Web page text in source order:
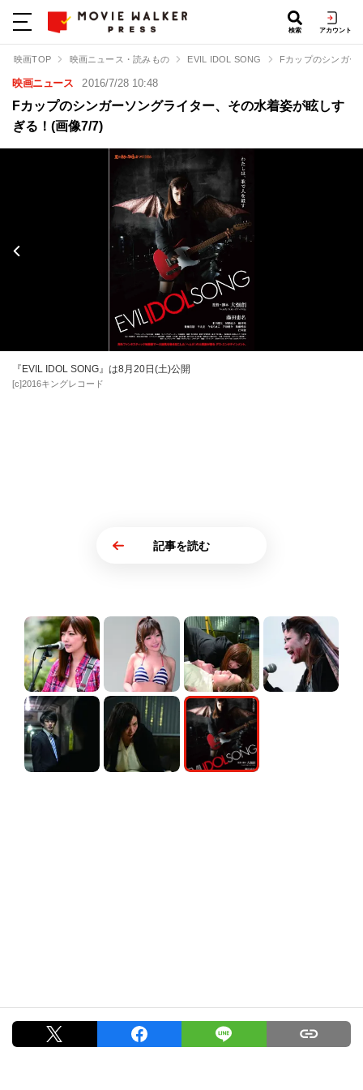
検索 アカウント
映画TOP 映画ニュース・読みもの EVIL IDOL SONG Fカップのシンガー
映画ニュース 2016/7/28 10:48
Fカップのシンガーソングライター、その水着姿が眩しす
ぎる！(画像7/7)
『EVIL IDOL SONG』は8月20日(土)公開
[c]2016キングレコード
記事を読む